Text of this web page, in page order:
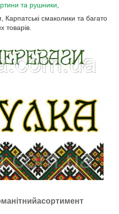
та рушники
Карпатські смаколики та багато
товарів.